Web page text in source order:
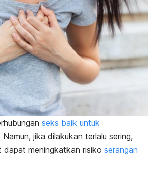
seks baik untuk
Namun, jika dilakukan terlalu sering,
dapat meningkatkan risiko serangan